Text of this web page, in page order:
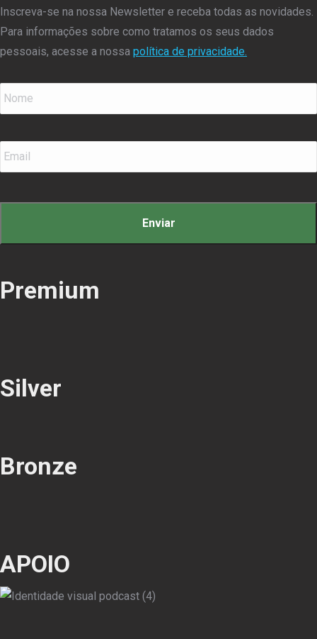
Inscreva-se na nossa Newsletter e receba todas as novidades.
Para informações sobre como tratamos os seus dados
pessoais, acesse a nossa política de privacidade.
Nome *
Email *
Premium
Silver
Bronze
APOIO